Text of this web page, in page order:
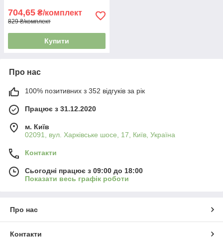
704,65 ₴/комплект
829 ₴/комплект
Купити
Про нас
100% позитивних з 352 відгуків за рік
Працює з 31.12.2020
м. Київ
02091, вул. Харківське шосе, 17, Київ, Україна
Контакти
Сьогодні працює з 09:00 до 18:00
Показати весь графік роботи
Про нас
Контакти